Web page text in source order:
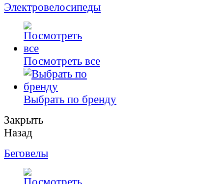
Электровелосипеды
Посмотреть все
Выбрать по бренду
Закрыть
Назад
Беговелы